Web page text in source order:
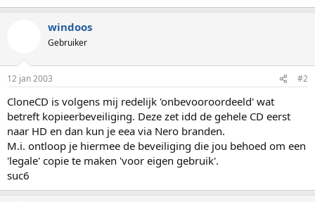
windoos
Gebruiker
12 jan 2003 #2
CloneCD is volgens mij redelijk 'onbevooroordeeld' wat
betreft kopieerbeveiliging. Deze zet idd de gehele CD eerst
naar HD en dan kun je eea via Nero branden.
M.i. ontloop je hiermee de beveiliging die jou behoed om een
'legale' copie te maken 'voor eigen gebruik'.
suc6